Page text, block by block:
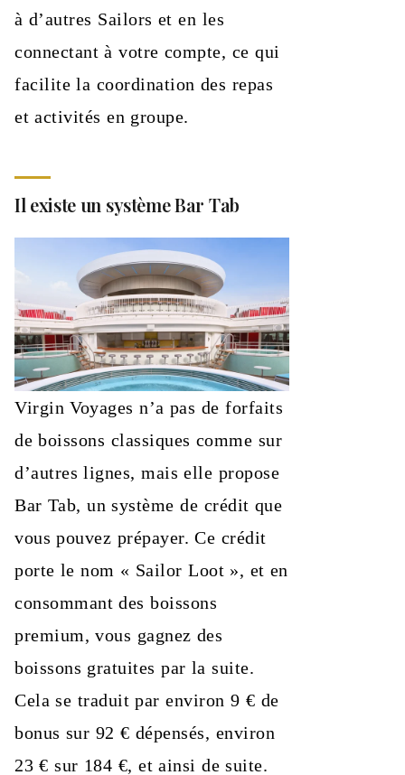
à d’autres Sailors et en les
connectant à votre compte, ce qui
facilite la coordination des repas
et activités en groupe.
Il existe un système Bar Tab
Virgin Voyages n’a pas de forfaits
de boissons classiques comme sur
d’autres lignes, mais elle propose
Bar Tab, un système de crédit que
vous pouvez prépayer. Ce crédit
porte le nom « Sailor Loot », et en
consommant des boissons
premium, vous gagnez des
boissons gratuites par la suite.
Cela se traduit par environ 9 € de
bonus sur 92 € dépensés, environ
23 € sur 184 €, et ainsi de suite.